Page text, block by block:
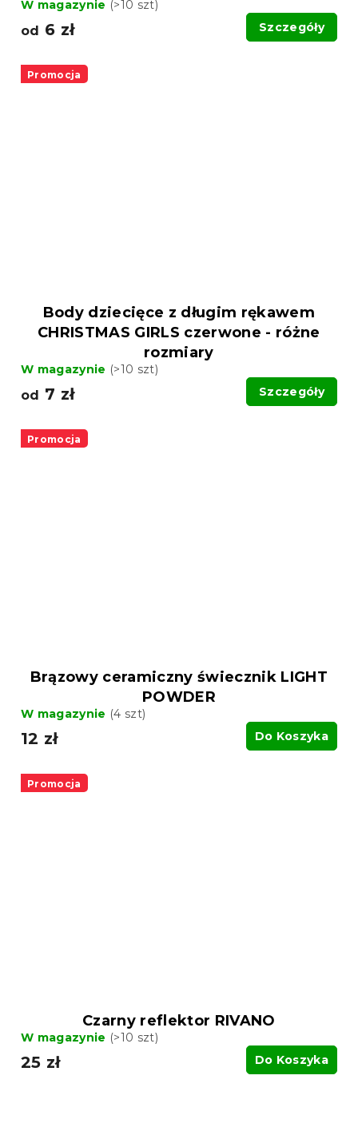
W magazynie (>10 szt)
od 6 zł Szczegóły
Promocja
Body dziecięce z długim rękawem
CHRISTMAS GIRLS czerwone - różne
rozmiary
W magazynie (>10 szt)
od 7 zł Szczegóły
Promocja
Brązowy ceramiczny świecznik LIGHT
POWDER
W magazynie (4 szt)
12 zł Do Koszyka
Promocja
Czarny reflektor RIVANO
W magazynie (>10 szt)
25 zł Do Koszyka